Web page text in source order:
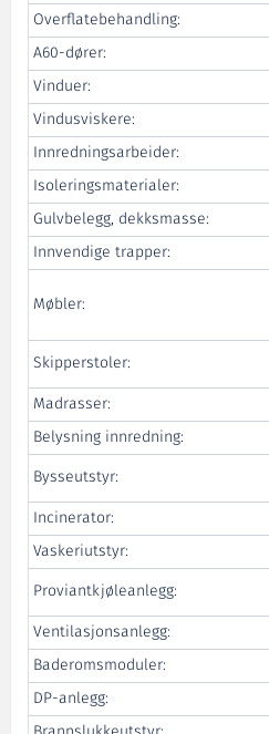
Overflatebehandling:
A60-dører:
Vinduer:
Vindusviskere:
Innredningsarbeider:
Isoleringsmaterialer:
Gulvbelegg, dekksmasse:
Innvendige trapper:
Møbler:
Skipperstoler:
Madrasser:
Belysning innredning:
Bysseutstyr:
Incinerator:
Vaskeriutstyr:
Proviantkjøleanlegg:
Ventilasjonsanlegg:
Baderomsmoduler:
DP-anlegg: